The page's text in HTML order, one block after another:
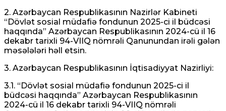
2. Azərbaycan Respublikasının Nazirlər Kabineti
“Dövlət sosial müdafiə fondunun 2025-ci il büdcəsi
haqqında” Azərbaycan Respublikasının 2024-cü il 16
dekabr tarixli 94-VIIQ nömrəli Qanunundan irəli gələn
məsələləri həll etsin.
3. Azərbaycan Respublikasının İqtisadiyyat Nazirliyi:
3.1. “Dövlət sosial müdafiə fondunun 2025-ci il
büdcəsi haqqında” Azərbaycan Respublikasının
2024-cü il 16 dekabr tarixli 94-VIIQ nömrəli